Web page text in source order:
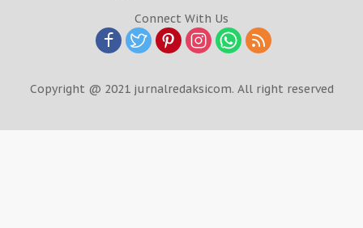
Connect With Us
Copyright @ 2021 jurnalredaksicom. All right reserved